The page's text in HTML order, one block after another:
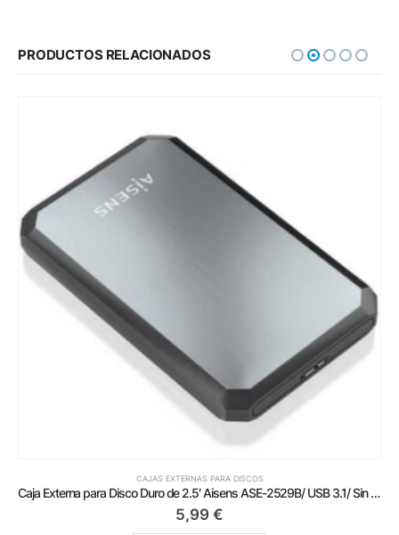
PRODUCTOS RELACIONADOS
CAJAS EXTERNAS PARA DISCOS
Caja Externa para Disco Duro de 2.5′ Aisens ASE-2529B/ USB 3.1/ Sin tornillos
5,99 €